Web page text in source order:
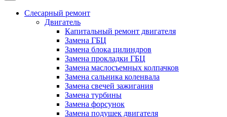
Слесарный ремонт
Двигатель
Капитальный ремонт двигателя
Замена ГБЦ
Замена блока цилиндров
Замена прокладки ГБЦ
Замена маслосъемных колпачков
Замена сальника коленвала
Замена свечей зажигания
Замена турбины
Замена форсунок
Замена подушек двигателя